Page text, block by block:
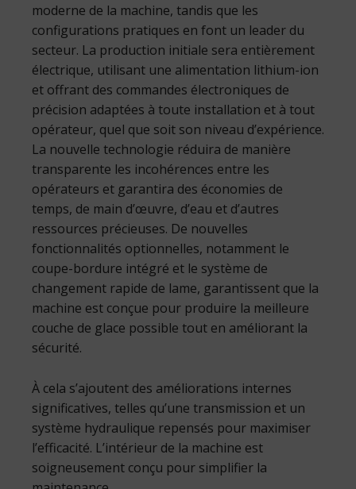
moderne de la machine, tandis que les
configurations pratiques en font un leader du
secteur. La production initiale sera entièrement
électrique, utilisant une alimentation lithium-ion
et offrant des commandes électroniques de
précision adaptées à toute installation et à tout
opérateur, quel que soit son niveau d’expérience.
La nouvelle technologie réduira de manière
transparente les incohérences entre les
opérateurs et garantira des économies de
temps, de main d’œuvre, d’eau et d’autres
ressources précieuses. De nouvelles
fonctionnalités optionnelles, notamment le
coupe-bordure intégré et le système de
changement rapide de lame, garantissent que la
machine est conçue pour produire la meilleure
couche de glace possible tout en améliorant la
sécurité.
À cela s’ajoutent des améliorations internes
significatives, telles qu’une transmission et un
système hydraulique repensés pour maximiser
l’efficacité. L’intérieur de la machine est
soigneusement conçu pour simplifier la